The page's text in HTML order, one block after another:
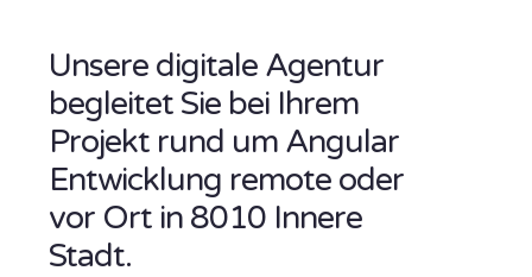
Unsere digitale Agentur
begleitet Sie bei Ihrem
Projekt rund um Angular
Entwicklung remote oder
vor Ort in 8010 Innere
Stadt.